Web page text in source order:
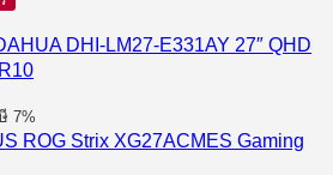
DHI-LM27-E331AY 27″ QHD
7%